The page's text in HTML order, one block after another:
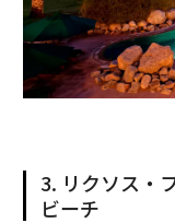
3. リクソス・
ビーチ